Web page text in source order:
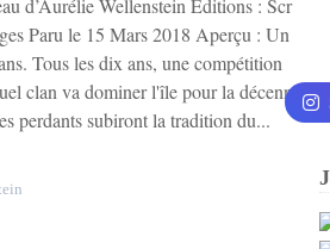
d’Aurélie Wellenstein Editions : Scr
Paru le 15 Mars 2018 Aperçu : Un
Tous les dix ans, une compétition
clan va dominer l'île pour la décenn
perdants subiront la tradition du...